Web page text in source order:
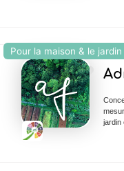
Pour la maison & le jardin
jardin